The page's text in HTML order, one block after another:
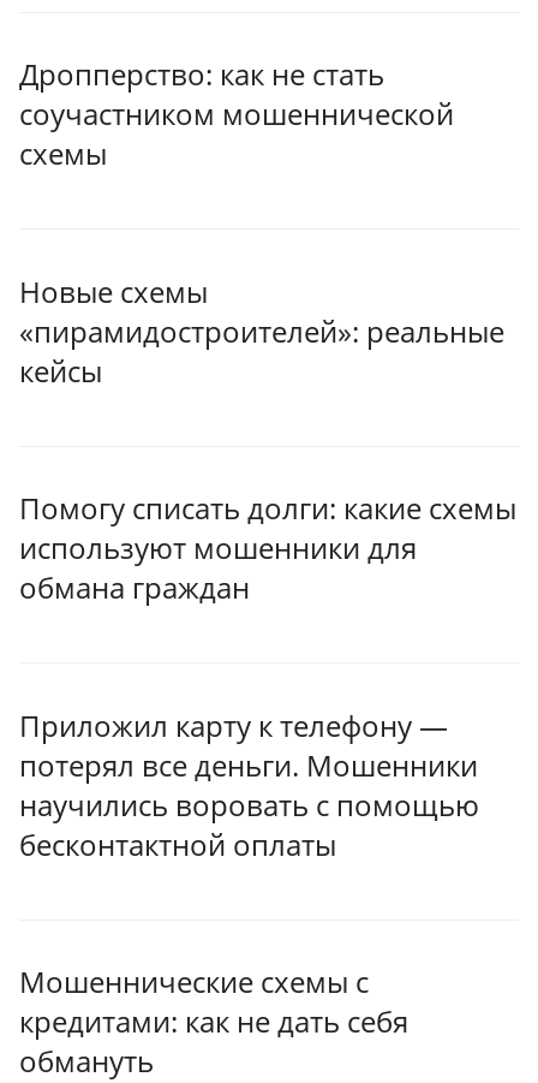
Дропперство: как не стать
соучастником мошеннической
схемы
Новые схемы
«пирамидостроителей»: реальные
кейсы
Помогу списать долги: какие схемы
используют мошенники для
обмана граждан
Приложил карту к телефону —
потерял все деньги. Мошенники
научились воровать c помощью
бесконтактной оплаты
Мошеннические схемы с
кредитами: как не дать себя
обмануть